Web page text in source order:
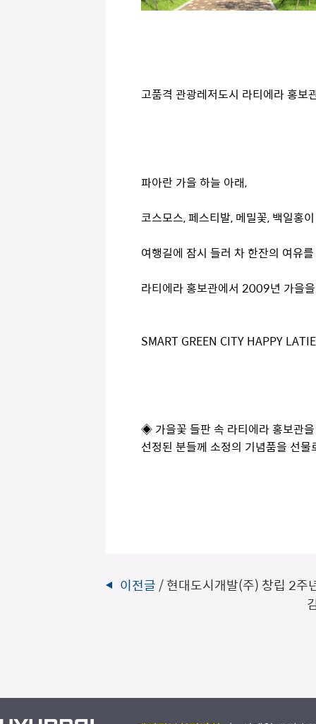
고품격 관광레저도시 라티에라 홍보
파아란 가을 하늘 아래,
코스모스, 페스티발, 메밀꽃, 백일홍
여행길에 잠시 들러 차 한잔의 여유
라티에라 홍보관에서 2009년 가을
SMART GREEN CITY HAPPY
◈ 가을꽃 들판 속 라티에라 홍보관
선정된 분들께 소정의 기념품을 선
이전글 / 현대도시개발(주) 창립 2주